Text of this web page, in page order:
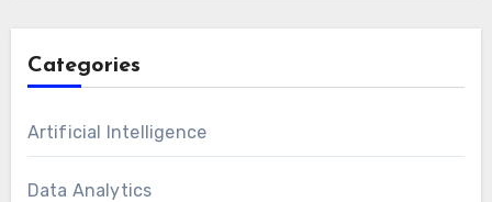
Categories
Artificial Intelligence
Data Analytics